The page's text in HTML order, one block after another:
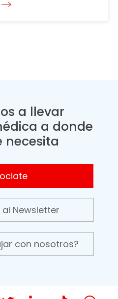
a llevar
a donde
necesita
Newsletter
con nosotros?